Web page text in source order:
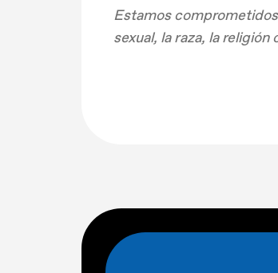
Estamos
sexual, la raza, la